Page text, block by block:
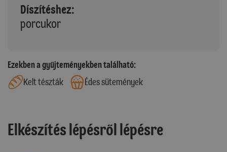
Díszítéshez:
porcukor
Ezekben a gyűjteményekben található:
Kelt tészták
Édes sütemények
Elkészítés lépésről lépésre